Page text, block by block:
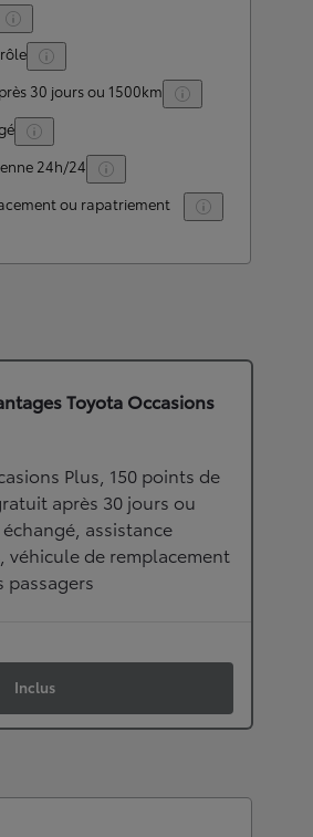
30 jours ou 1500km
24h/24
ou rapatriement
Toyota Occasions
Plus, 150 points de
après 30 jours ou
assistance
véhicule de remplacement
passagers
Inclus